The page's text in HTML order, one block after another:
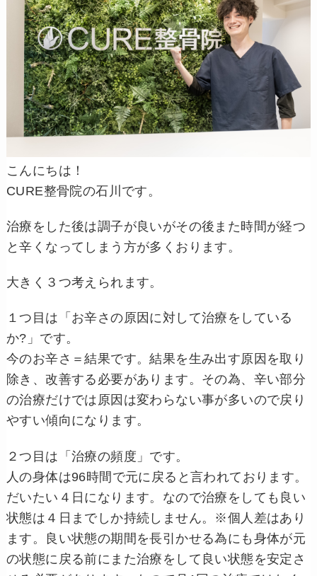
こんにちは！
CURE整骨院の石川です。
治療をした後は調子が良いがその後また時間が経つ
と辛くなってしまう方が多くおります。
大きく３つ考えられます。
１つ目は「お辛さの原因に対して治療をしている
か?」です。
今のお辛さ＝結果です。結果を生み出す原因を取り
除き、改善する必要があります。その為、辛い部分
の治療だけでは原因は変わらない事が多いので戻り
やすい傾向になります。
２つ目は「治療の頻度」です。
人の身体は96時間で元に戻ると言われております。
だいたい４日になります。なので治療をしても良い
状態は４日までしか持続しません。※個人差はあり
ます。良い状態の期間を長引かせる為にも身体が元
の状態に戻る前にまた治療をして良い状態を安定さ